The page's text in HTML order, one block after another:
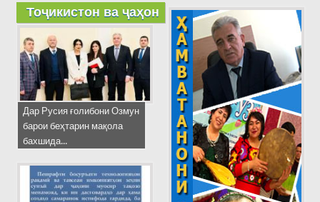
Тоҷикистон ва ҷаҳон
Дар Русия ғолибони Озмун
барои беҳтарин мақола
бахшида...